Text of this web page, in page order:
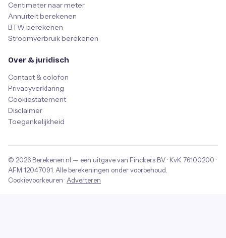
Centimeter naar meter
Annuïteit berekenen
BTW berekenen
Stroomverbruik berekenen
Over & juridisch
Contact & colofon
Privacyverklaring
Cookiestatement
Disclaimer
Toegankelijkheid
© 2026 Berekenen.nl — een uitgave van Finckers B.V. · KvK 76100200 ·
AFM 12047091 . Alle berekeningen onder voorbehoud.
Cookievoorkeuren · Adverteren